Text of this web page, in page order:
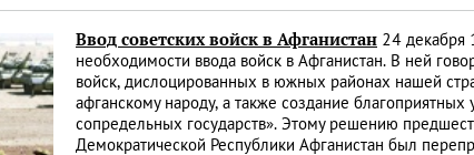
Ввод советских войск в Афганистан 24 декабря
необходимости ввода войск в Афганистан. В ней
войск, дислоцированных в южных районах нашей
афганскому народу, а также создание
сопредельных государств». Этому решению
Демократической Республики Афганистан был